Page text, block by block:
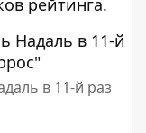
рейтинга.
в 11-й раз